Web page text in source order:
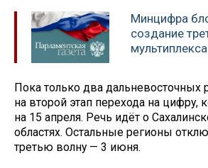
Минцифра
создание
мультиплекса
Пока только два дальневосточных
на второй этап перехода на цифру,
на 15 апреля. Речь идёт о
областях. Остальные регионы
третью волну — 3 июня.